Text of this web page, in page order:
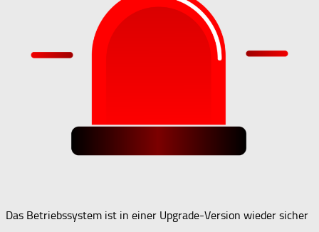
Das Betriebssystem ist in einer Upgrade-Version wieder sicher